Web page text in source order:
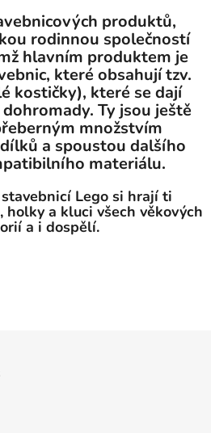
produktů,
rodinnou společností
hlavním produktem je
které obsahují tzv.
kostičky), které se dají
Ty jsou ještě
množstvím
a spoustou dalšího
materiálu.
Lego si hrají ti
holky a kluci všech věkových
a i dospělí.